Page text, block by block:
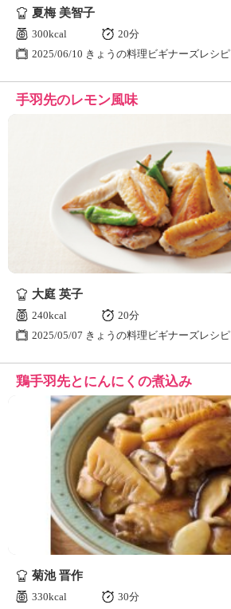
夏梅 美智子
300kcal
20分
2025/06/10 きょうの料理ビギナーズレシピ
手羽先のレモン風味
大庭 英子
240kcal
20分
2025/05/07 きょうの料理ビギナーズレシピ
鶏手羽先とにんにくの煮込み
菊池 晋作
330kcal
30分